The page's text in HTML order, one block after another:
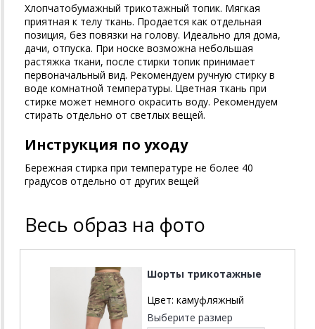
Хлопчатобумажный трикотажный топик. Мягкая
приятная к телу ткань. Продается как отдельная
позиция, без повязки на голову. Идеально для дома,
дачи, отпуска. При носке возможна небольшая
растяжка ткани, после стирки топик принимает
первоначальный вид. Рекомендуем ручную стирку в
воде комнатной температуры. Цветная ткань при
стирке может немного окрасить воду. Рекомендуем
стирать отдельно от светлых вещей.
Инструкция по уходу
Бережная стирка при температуре не более 40
градусов отдельно от других вещей
Весь образ на фото
Шорты трикотажные
Цвет: камуфляжный
Выберите размер